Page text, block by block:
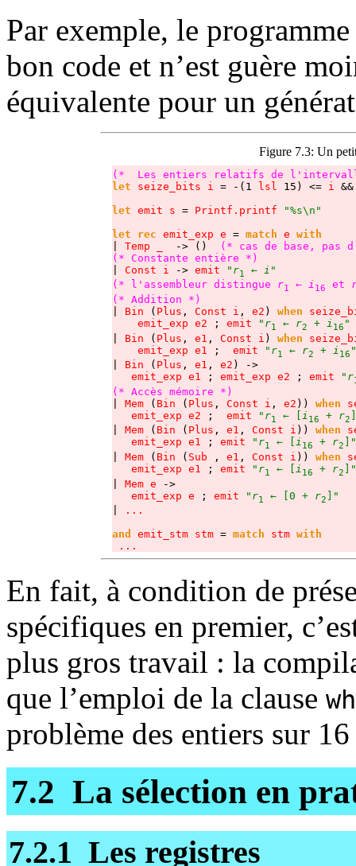
Par exemple, le
bon code et n’est guère
équivalente pour un
Figure 7.3: Un
(*  Les entiers relatifs de
let
seize_bits i = -(1 lsl 15) <= i
let emit s = Printf.printf
"%s\n"
let rec emit_exp e = match e with
Temp _
  -> ()
(* cas de base, pas
(* Constante entière *)
Const i -> emit " r1 ← i "
(* l'assembleur distingue r1 ← i16 et
(* Addition *)
Bin ( Plus , Const i , e2 ) when
emit_exp e2 ; emit " r1 ← r2 + i 16 "
Bin ( Plus , e1 , Const i ) when
emit_exp e1
; emit " r1 ← r2 + i 16 "
Bin ( Plus , e1 , e2 ) ->
emit_exp e1 ; emit_exp e2 ; emit " r
(* Accès mémoire *)
Mem ( Bin ( Plus , Const i , e2 )) when
emit_exp e2 ; emit " r1 ← [ i 16 + r2
Mem ( Bin ( Plus , e1 , Const i )) when
emit_exp e1 ; emit " r1 ← [ i16 + r2
]"
Mem ( Bin ( Sub , e1 , Const i )) when
emit_exp e1
; emit " r1 ← [ i 16 + r2
]"
Mem e ->
emit_exp e ; emit " r1 ← [0 + r2 ]"
...
and
emit_stm stm = match stm with
...
En fait, à condition de
spécifiques en premier,
plus gros travail : la
que l’emploi de la clause
problème des entiers sur
7.2 La sélection en
7.2.1 Les registres